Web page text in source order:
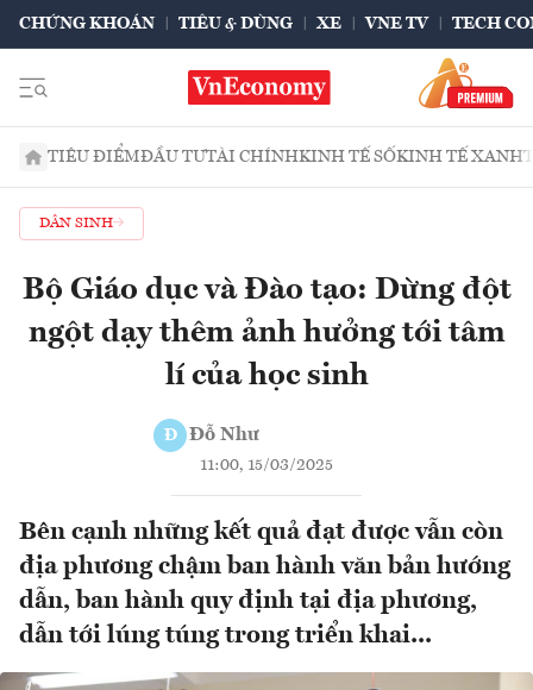
CHỨNG KHOÁN TIÊU & DÙNG XE VNE TV TECH
TIÊU ĐIỂMĐẦU TƯTÀI CHÍNHKINH TẾ SỐKINH TẾ XANH
DÂN SINH
Bộ Giáo dục và Đào tạo: Dừng đột
ngột dạy thêm ảnh hưởng tới tâm
lí của học sinh
Đ Đỗ Như
11:00, 15/03/2025
Bên cạnh những kết quả đạt được vẫn còn
địa phương chậm ban hành văn bản hướng
dẫn, ban hành quy định tại địa phương,
dẫn tới lúng túng trong triển khai...